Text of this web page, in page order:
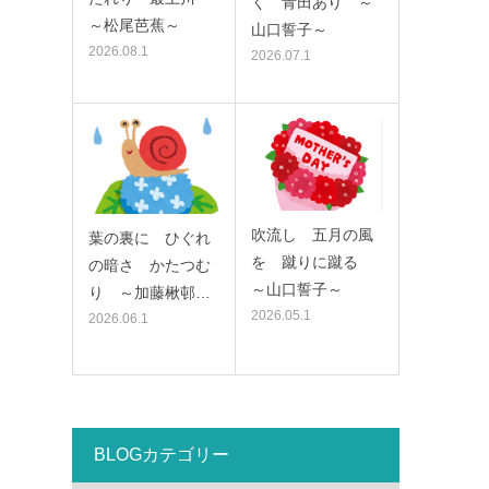
～松尾芭蕉～
2026.08.1
山口誓子～
2026.07.1
葉の裏に ひぐれ
の暗さ かたつむ
り ～加藤楸邨…
2026.06.1
吹流し 五月の風
を 蹴りに蹴る
～山口誓子～
2026.05.1
BLOGカテゴリー